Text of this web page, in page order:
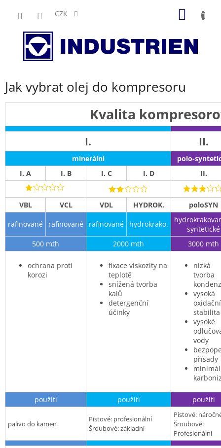
CZK
Jak vybrat olej do kompresoru
Kvalita
I. II.
minerální
polo-
I. A
I. B I. C I. D II.
VBL VCL VDL HYDROK. poloSYN
rafinované rafinované rafinované hydrokrako.
syntetické
500 mth
2000 mth 3000 mth
ochrana proti
korozi
fixace viskozity na
teplotě
snížená tvorba
kalů
detergenční
účinky
nízká
tvorba
vysoká
oxidační
stabilita
vysoké
vody
přísady
použití použití použití
palivo do kamen
Pístové: profesionální
Šroubové: základní
Pístové:
Šroubové:
Profesionální